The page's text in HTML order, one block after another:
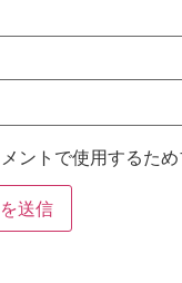
ントで使用するた